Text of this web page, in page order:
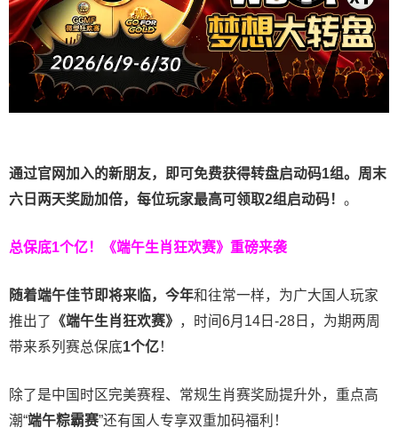
通过官网加入的新朋友，即可免费获得转盘启动码1组。周末
六日两天奖励加倍，每位玩家最高可领取2组启动码！ 。
总保底1个亿！ 《端午生肖狂欢赛》重磅来袭
随着端午佳节即将来临，今年和往常一样，为广大国人玩家
推出了
《端午生肖狂欢赛》 ，时间6月14日-28日，为期两周
带来系列赛总保底1个亿！
除了是中国时区完美赛程、常规生肖赛奖励提升外，重点高
潮“端午粽霸赛”还有国人专享双重加码福利！